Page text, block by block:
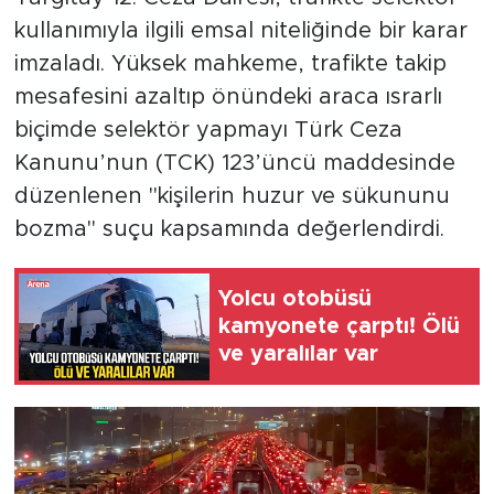
kullanımıyla ilgili emsal niteliğinde bir karar
imzaladı. Yüksek mahkeme, trafikte takip
mesafesini azaltıp önündeki araca ısrarlı
biçimde selektör yapmayı Türk Ceza
Kanunu’nun (TCK) 123’üncü maddesinde
düzenlenen "kişilerin huzur ve sükununu
bozma" suçu kapsamında değerlendirdi.
Yolcu otobüsü
kamyonete çarptı! Ölü
ve yaralılar var